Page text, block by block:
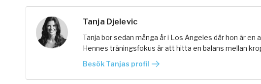
Tanja Djelevic
Tanja bor sedan många år i Los Angeles där hon är
Hennes träningsfokus är att hitta en balans mellan
Besök Tanjas profil